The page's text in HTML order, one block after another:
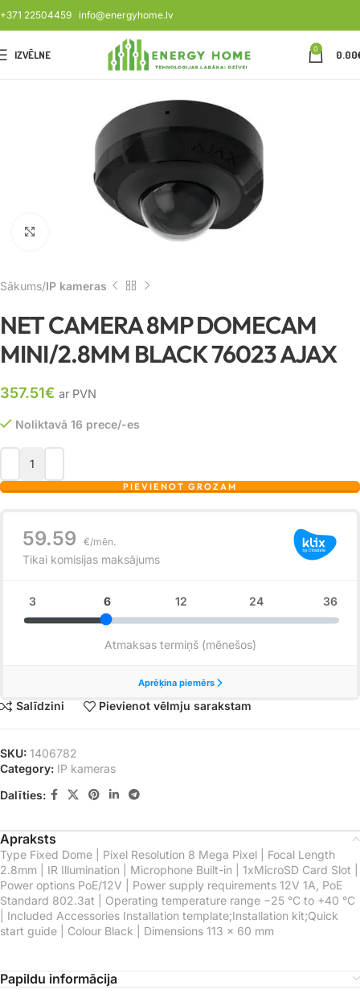
+371 22504459 info@energyhome.lv
IZVĒLNE 0 0.00
Noklikšķiniet, lai palielinātu
Sākums IP kameras
NET CAMERA 8MP DOMECAM
MINI/2.8MM BLACK 76023 AJAX
357.51€ ar PVN
Noliktavā 16 prece/-es
PIEVIENOT GROZAM
Salīdzini Pievienot vēlmju sarakstam
SKU: 1406782
Category: IP kameras
Dalīties:
Apraksts
Type Fixed Dome | Pixel Resolution 8 Mega Pixel | Focal Length
2.8mm | IR Illumination | Microphone Built-in | 1xMicroSD Card Slot |
Power options PoE/12V | Power supply requirements 12V 1A, PoE
Standard 802.3at | Operating temperature range −25 °C to +40 °C
| Included Accessories Installation template;Installation kit;Quick
start guide | Colour Black | Dimensions 113 × 60 mm
Papildu informācija